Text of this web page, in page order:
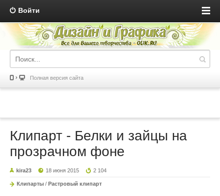
Войти
Полная версия сайта
Клипарт - Белки и зайцы на
прозрачном фоне
kira23 18 июня 2015 2 104
Клипарты / Растровый клипарт